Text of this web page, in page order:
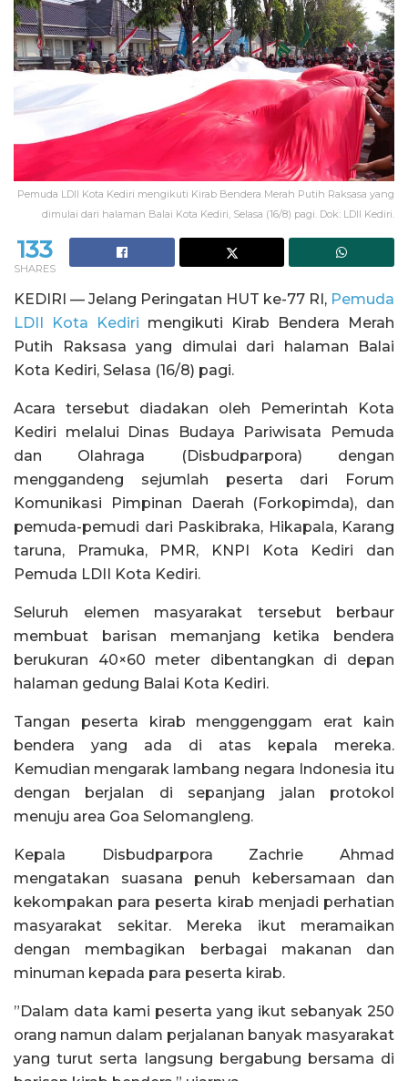
Pemuda LDII Kota Kediri mengikuti Kirab Bendera Merah Putih Raksasa yang
dimulai dari halaman Balai Kota Kediri, Selasa (16/8) pagi. Dok: LDII Kediri.
133
SHARES
KEDIRI — Jelang Peringatan HUT ke-77 RI, Pemuda
LDII Kota Kediri mengikuti Kirab Bendera Merah
Putih Raksasa yang dimulai dari halaman Balai
Kota Kediri, Selasa (16/8) pagi.
Acara tersebut diadakan oleh Pemerintah Kota
Kediri melalui Dinas Budaya Pariwisata Pemuda
dan Olahraga (Disbudparpora) dengan
menggandeng sejumlah peserta dari Forum
Komunikasi Pimpinan Daerah (Forkopimda), dan
pemuda-pemudi dari Paskibraka, Hikapala, Karang
taruna, Pramuka, PMR, KNPI Kota Kediri dan
Pemuda LDII Kota Kediri.
Seluruh elemen masyarakat tersebut berbaur
membuat barisan memanjang ketika bendera
berukuran 40×60 meter dibentangkan di depan
halaman gedung Balai Kota Kediri.
Tangan peserta kirab menggenggam erat kain
bendera yang ada di atas kepala mereka.
Kemudian mengarak lambang negara Indonesia itu
dengan berjalan di sepanjang jalan protokol
menuju area Goa Selomangleng.
Kepala Disbudparpora Zachrie Ahmad
mengatakan suasana penuh kebersamaan dan
kekompakan para peserta kirab menjadi perhatian
masyarakat sekitar. Mereka ikut meramaikan
dengan membagikan berbagai makanan dan
minuman kepada para peserta kirab.
”Dalam data kami peserta yang ikut sebanyak 250
orang namun dalam perjalanan banyak masyarakat
yang turut serta langsung bergabung bersama di